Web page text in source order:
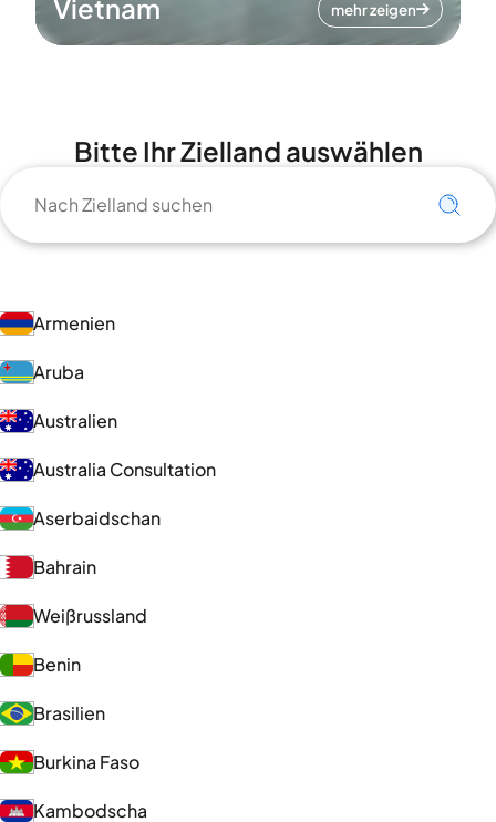
Vietnam mehr zeigen
Bitte Ihr Zielland auswählen
Armenien
Aruba
Australien
Australia Consultation
Aserbaidschan
Bahrain
Weißrussland
Benin
Brasilien
Burkina Faso
Kambodscha